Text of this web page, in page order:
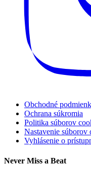
Obchodné
Ochrana súkromia
Politika súborov
Nastavenie súborov
Vyhlásenie o
Never Miss a Beat